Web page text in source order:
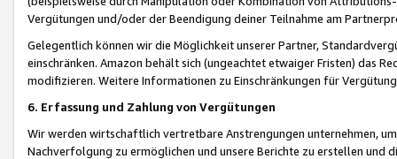
Vergütungen und/oder der Beendigung deiner Teilnahme am
Gelegentlich können wir die Möglichkeit unserer Partner,
einschränken. Amazon behält sich (ungeachtet etwaiger Fristen) das
modifizieren. Weitere Informationen zu Einschränkungen für
6. Erfassung und Zahlung von Vergütungen
Wir werden wirtschaftlich vertretbare Anstrengungen unternehmen,
Nachverfolgung zu ermöglichen und unsere Berichte zu erstellen und